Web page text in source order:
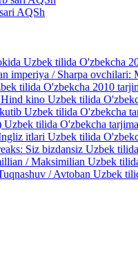
AQSh